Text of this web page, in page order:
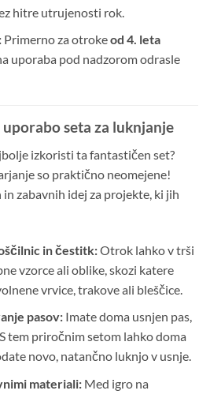
hitre utrujenosti rok.
Primerno za otrokeod 4. leta
uporaba pod nadzorom odrasle
seta za luknjanje
izkoristi ta fantastičen set?
so praktično neomejene!
zabavnih idej za projekte, ki jih
in čestitk:Otrok lahko v trši
vzorce ali oblike, skozi katere
vrvice, trakove ali bleščice.
pasov:Imate doma usnjen pas,
tem priročnim setom lahko doma
novo, natančno luknjo v usnje.
materiali:Med igro na